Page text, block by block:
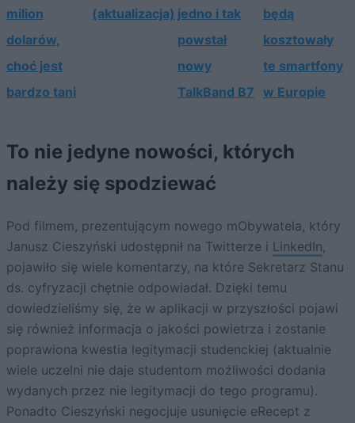
milion
dolarów,
choć jest
bardzo tani
(aktualizacja) jedno i tak
powstał
nowy
TalkBand B7
będą
kosztowały
te smartfony
w Europie
To nie jedyne nowości, których
należy się spodziewać
Pod filmem, prezentującym nowego mObywatela, który
Janusz Cieszyński udostępnił na Twitterze i LinkedIn,
pojawiło się wiele komentarzy, na które Sekretarz Stanu
ds. cyfryzacji chętnie odpowiadał. Dzięki temu
dowiedzieliśmy się, że w aplikacji w przyszłości pojawi
się również informacja o jakości powietrza i zostanie
poprawiona kwestia legitymacji studenckiej (aktualnie
wiele uczelni nie daje studentom możliwości dodania
wydanych przez nie legitymacji do tego programu).
Ponadto Cieszyński negocjuje usunięcie eRecept z